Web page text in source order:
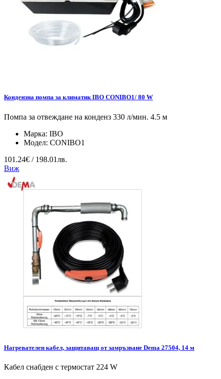
Кондензна помпа за климатик IBO CONIBO1/ 80 W
Помпа за отвеждане на конденз 330 л/мин. 4.5 м
Марка: IBO
Модел: CONIBO1
101.24€ / 198.01лв.
Виж
Нагревателен кабел, защитаващ от замръзване Dema 27504, 14 м
Кабел снабден с термостат 224 W